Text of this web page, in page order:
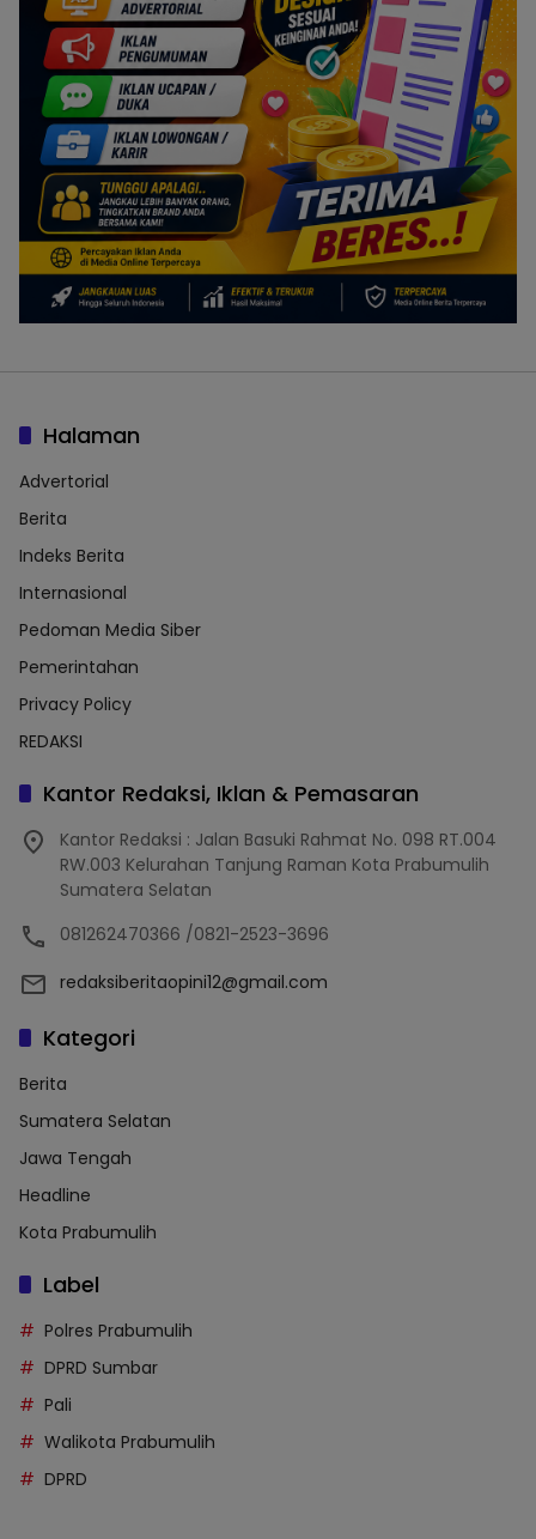
Halaman
Advertorial
Berita
Indeks Berita
Internasional
Pedoman Media Siber
Pemerintahan
Privacy Policy
REDAKSI
Kantor Redaksi, Iklan & Pemasaran
Kantor Redaksi : Jalan Basuki Rahmat No. 098 RT.004
RW.003 Kelurahan Tanjung Raman Kota Prabumulih
Sumatera Selatan
081262470366 /0821-2523-3696
redaksiberitaopini12@gmail.com
Kategori
Berita
Sumatera Selatan
Jawa Tengah
Headline
Kota Prabumulih
Label
Polres Prabumulih
DPRD Sumbar
Pali
Walikota Prabumulih
DPRD